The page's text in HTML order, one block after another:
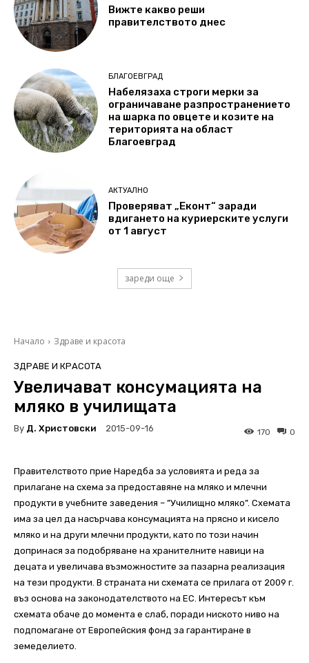
Вижте какво реши
правителството днес
БЛАГОЕВГРАД
Набелязаха строги мерки за
ограничаване разпространението
на шарка по овцете и козите на
територията на област
Благоевград
АКТУАЛНО
Проверяват „Еконт“ заради
вдигането на куриерските услуги
от 1 август
зареди още